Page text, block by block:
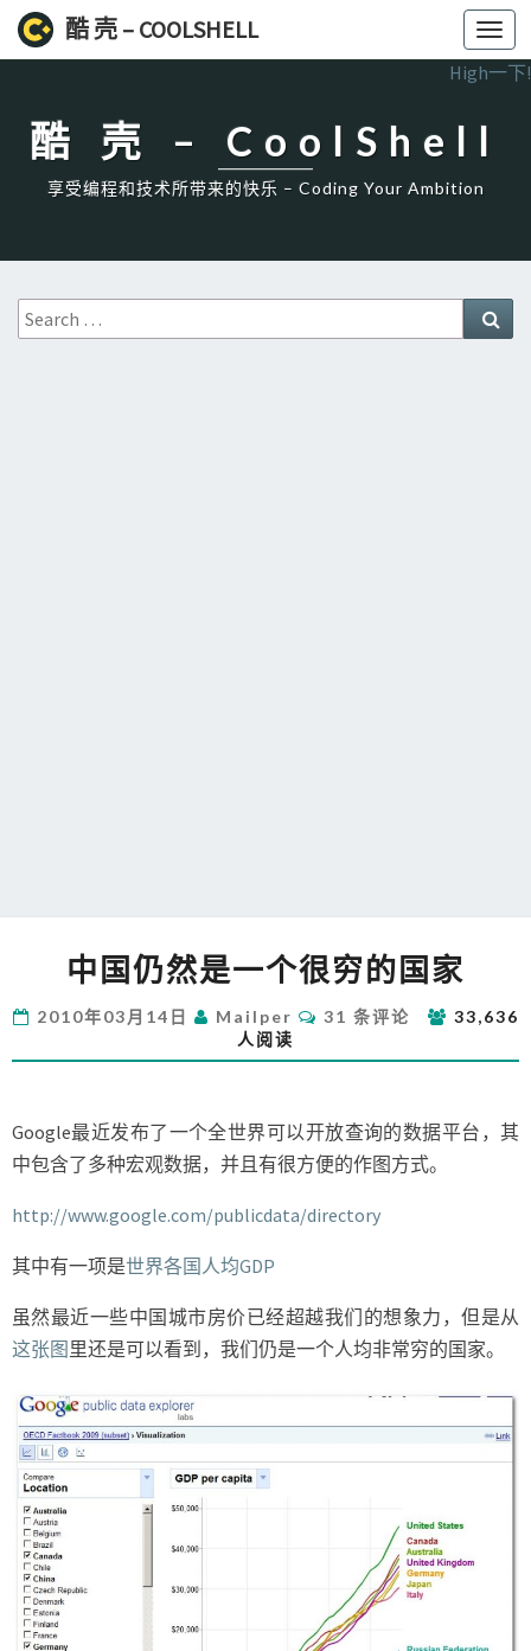
酷 壳 – COOLSHELL
High一下!
酷 壳 – CoolShell
享受编程和技术所带来的快乐 – Coding Your Ambition
Search
for:
国
然
是
很
穷
的
家
中国仍然是一个很穷的国家
2010年03月14日 Mailper
评
论
31 条评论
33,636
人阅读
Google最近发布了一个全世界可以开放查询的数据平台，其
中包含了多种宏观数据，并且有很方便的作图方式。
http://www.google.com/publicdata/directory
其中有一项是世界各国人均GDP
虽然最近一些中国城市房价已经超越我们的想象力，但是从
这张图 里还是可以看到，我们仍是一个人均非常穷的国家。